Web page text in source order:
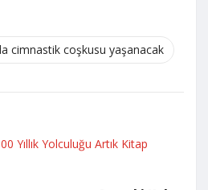
cimnastik coşkusu yaşanacak
Yıllık Yolculuğu Artık Kitap